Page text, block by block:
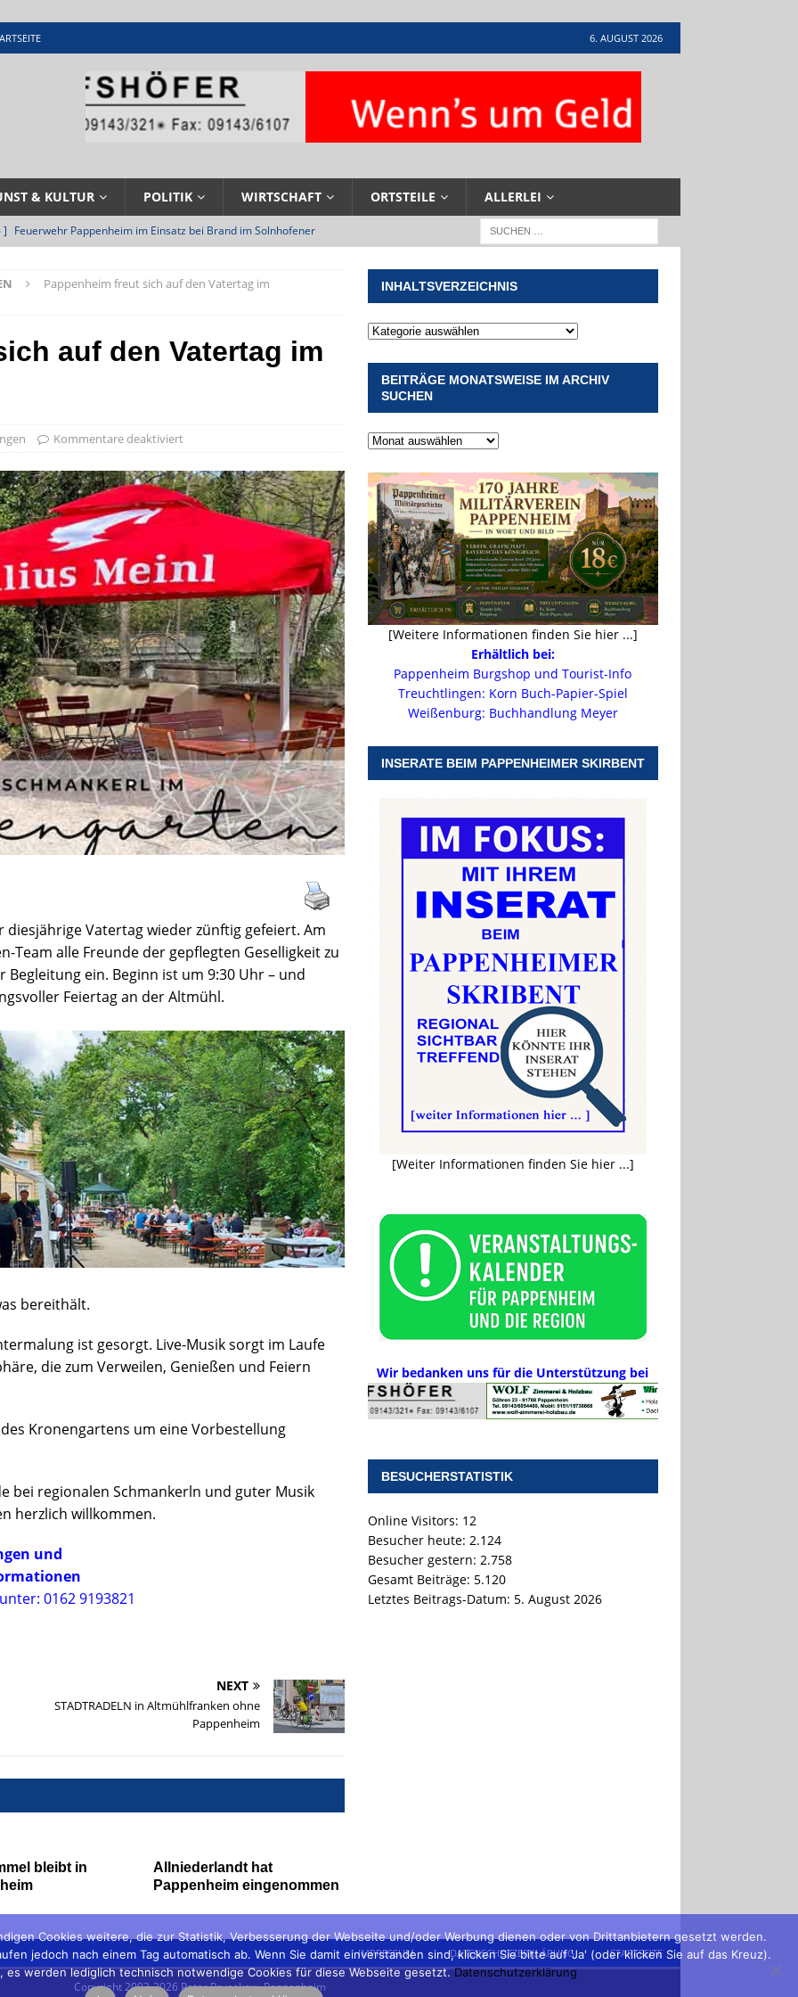
6. AUGUST 2026
& KULTUR POLITIK WIRTSCHAFT ORTSTEILE ALLERLEI
] Feuerwehr Pappenheim im Einsatz bei Brand im Solnhofener
]
Militärgeschichte paddelt in Pappenheim bis heute mit
]
Pappenheim erlebt Hubert Aiwanger mit Botschaften die
] Neue Naturparkführer verstärken das Angebot im Altmühltal
] Stellenangebot beim Wasserzweckverband links der Altmühl
Pappenheim freut sich auf den Vatertag im
auf den Vatertag im
Kommentare deaktiviert
Vatertag wieder zünftig gefeiert. Am
Team alle Freunde der gepflegten Geselligkeit zu
ein. Beginn ist um 9:30 Uhr – und
Feiertag an der Altmühl.
bereithält.
ist gesorgt. Live-Musik sorgt im Laufe
die zum Verweilen, Genießen und Feiern
Kronengartens um eine Vorbestellung
bei regionalen Schmankerln und guter Musik
herzlich willkommen.
und
0162 9193821
NEXT
STADTRADELN in Altmühlfranken ohne
Pappenheim
bleibt in
Allniederlandt hat
Pappenheim eingenommen
INHALTSVERZEICHNIS
BEITRÄGE MONATSWEISE IM ARCHIV
SUCHEN
[Weitere Informationen finden Sie hier ...]
Erhältlich bei:
Pappenheim Burgshop und Tourist-Info
Treuchtlingen: Korn Buch-Papier-Spiel
Weißenburg: Buchhandlung Meyer
INSERATE BEIM PAPPENHEIMER SKIRBENT
[Weiter Informationen finden Sie hier ...]
Wir bedanken uns für die Unterstützung bei
BESUCHERSTATISTIK
Online Visitors: 12
Besucher heute: 2.124
Besucher gestern: 2.758
Gesamt Beiträge: 5.120
Letztes Beitrags-Datum: 5. August 2026
IMPRESSUM DATENSCHUTZERKLÄRUNG STARTSEITE
Copyright 2003-2026 Peter Prusakow, Pappenheim
Cookies weitere, die zur Statistik, Verbesserung der Webseite und/oder Werbung dienen oder von Drittanbietern gesetzt werden.
jedoch nach einem Tag automatisch ab. Wenn Sie damit einverstanden sind, klicken Sie bitte auf 'Ja' (oder klicken Sie auf das Kreuz).
es werden lediglich technisch notwendige Cookies für diese Webseite gesetzt.Datenschutzerklärung